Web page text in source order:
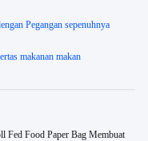
Pegangan sepenuhnya
makanan makan
Fed Food Paper Bag Membuat